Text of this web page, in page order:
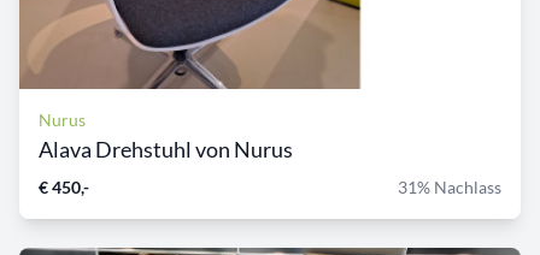
Nurus
Alava Drehstuhl von Nurus
€ 450,- 31% Nachlass